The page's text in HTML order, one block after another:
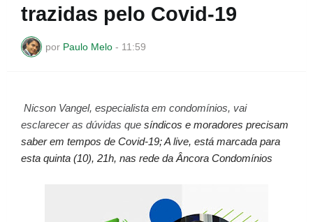
trazidas pelo Covid-19
por Paulo Melo - 11:59
Nicson Vangel, especialista em condomínios, vai
esclarecer as dúvidas que síndicos e moradores precisam
saber em tempos de Covid-19; A live, está marcada para
esta quinta (10), 21h, nas rede da Âncora Condomínios